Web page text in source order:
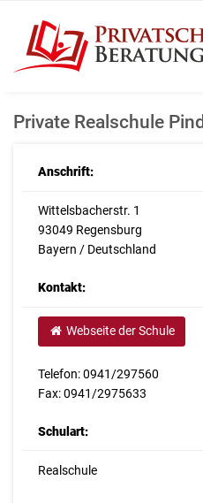
Private Realschule Pindl
Anschrift:
Wittelsbacherstr. 1
93049 Regensburg
Bayern / Deutschland
Kontakt:
Webseite der Schule
Telefon: 0941/297560
Fax: 0941/2975633
Schulart:
Realschule